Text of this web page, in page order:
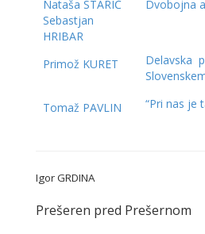
Nataša STARIČ
Sebastjan
HRIBAR
Primož KURET
Tomaž PAVLIN
Dvobojna
Delavska
“Pri nas je
Igor GRDINA
Prešeren pred Prešernom